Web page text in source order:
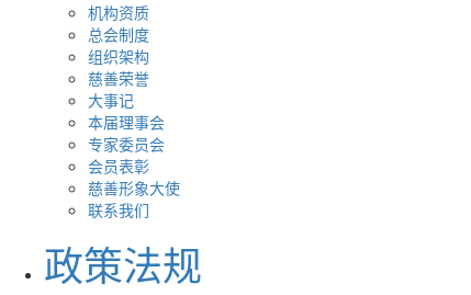
机构资质
总会制度
组织架构
慈善荣誉
大事记
本届理事会
专家委员会
会员表彰
慈善形象大使
联系我们
政策法规